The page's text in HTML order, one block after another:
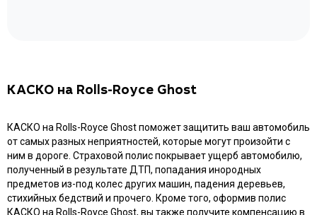
КАСКО на Rolls-Royce Ghost
КАСКО на Rolls-Royce Ghost поможет защитить ваш автомобиль
от самых разных неприятностей, которые могут произойти с
ним в дороге. Страховой полис покрывает ущерб автомобилю,
полученный в результате ДТП, попадания инородных
предметов из-под колес других машин, падения деревьев,
стихийных бедствий и прочего. Кроме того, оформив полис
КАСКО на Rolls-Royce Ghost, вы также получите компенсацию в